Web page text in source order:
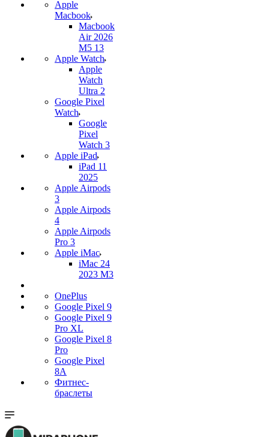
Apple
Macbook
Macbook
Air 2026
M5 13
Apple Watch
Apple
Watch
Ultra 2
Google Pixel
Watch
Google
Pixel
Watch 3
Apple iPad
iPad 11
2025
Apple Airpods
3
Apple Airpods
4
Apple Airpods
Pro 3
Apple iMac
iMac 24
2023 M3
OnePlus
Google Pixel 9
Google Pixel 9
Pro XL
Google Pixel 8
Pro
Google Pixel
8A
Фитнес-
браслеты